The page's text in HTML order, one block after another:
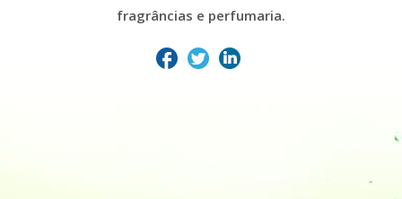
fragrâncias e perfumaria.